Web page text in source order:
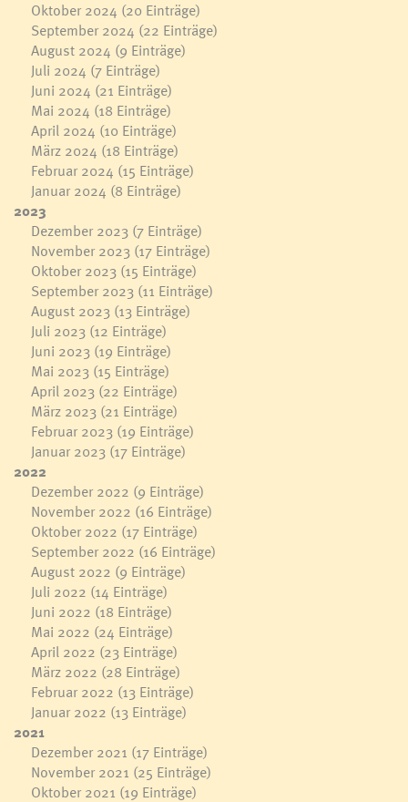
Oktober 2024 (20 Einträge)
September 2024 (22 Einträge)
August 2024 (9 Einträge)
Juli 2024 (7 Einträge)
Juni 2024 (21 Einträge)
Mai 2024 (18 Einträge)
April 2024 (10 Einträge)
März 2024 (18 Einträge)
Februar 2024 (15 Einträge)
Januar 2024 (8 Einträge)
2023
Dezember 2023 (7 Einträge)
November 2023 (17 Einträge)
Oktober 2023 (15 Einträge)
September 2023 (11 Einträge)
August 2023 (13 Einträge)
Juli 2023 (12 Einträge)
Juni 2023 (19 Einträge)
Mai 2023 (15 Einträge)
April 2023 (22 Einträge)
März 2023 (21 Einträge)
Februar 2023 (19 Einträge)
Januar 2023 (17 Einträge)
2022
Dezember 2022 (9 Einträge)
November 2022 (16 Einträge)
Oktober 2022 (17 Einträge)
September 2022 (16 Einträge)
August 2022 (9 Einträge)
Juli 2022 (14 Einträge)
Juni 2022 (18 Einträge)
Mai 2022 (24 Einträge)
April 2022 (23 Einträge)
März 2022 (28 Einträge)
Februar 2022 (13 Einträge)
Januar 2022 (13 Einträge)
2021
Dezember 2021 (17 Einträge)
November 2021 (25 Einträge)
Oktober 2021 (19 Einträge)